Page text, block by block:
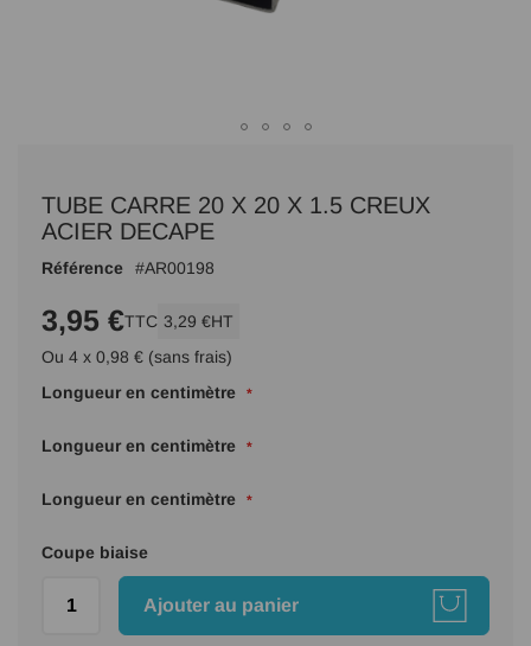
début
Galerie
TUBE CARRE 20 X 20 X 1.5 CREUX
ACIER DECAPE
Référence AR00198
3,95 €TTC 3,29 €HT
Ou 4 x 0,98 € (sans frais)
Longueur en centimètre
Longueur en centimètre
Longueur en centimètre
Coupe biaise
Ajouter au panier